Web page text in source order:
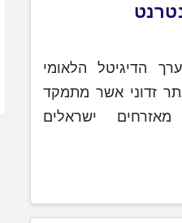
הדיגיטל הלאומי
זדוני אשר מתמקד
ישראלים